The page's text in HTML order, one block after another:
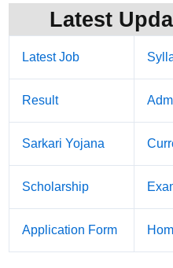
Latest
Latest Job
Result
Sarkari Yojana
Scholarship
Application Form